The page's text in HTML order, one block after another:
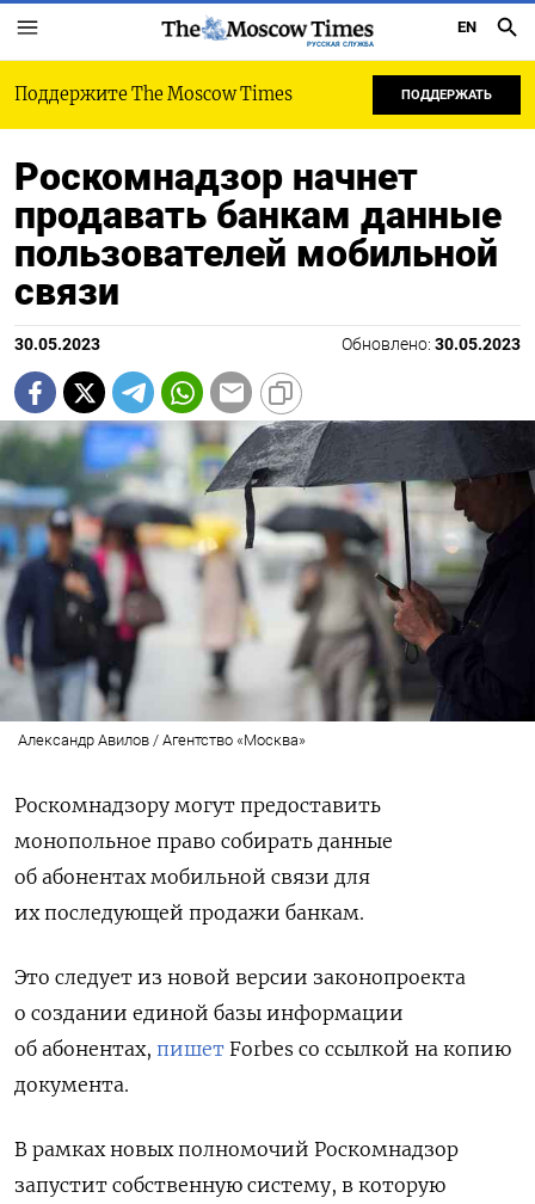
РУССКАЯ СЛУЖБА
EN
Поддержите The Moscow Times ПОДДЕРЖАТЬ
Роскомнадзор начнет
продавать банкам данные
пользователей мобильной
связи
30.05.2023 Обновлено: 30.05.2023
Александр Авилов / Агентство «Москва»
Роскомнадзору могут предоставить
монопольное право собирать данные
об абонентах мобильной связи для
их последующей продажи банкам.
Это следует из новой версии законопроекта
о создании единой базы информации
об абонентах, пишет Forbes со ссылкой на копию
документа.
В рамках новых полномочий Роскомнадзор
запустит собственную систему, в которую